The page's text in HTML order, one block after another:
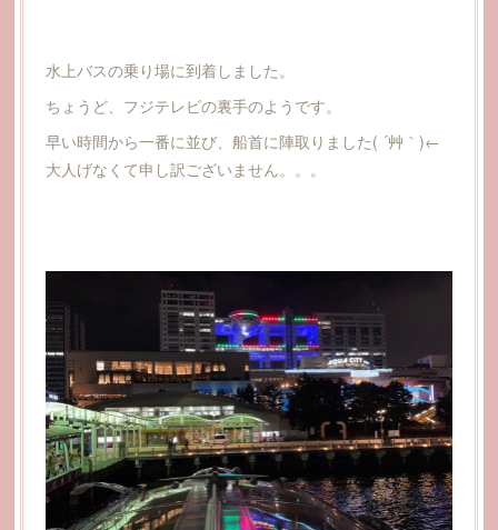
水上バスの乗り場に到着しました。
ちょうど、フジテレビの裏手のようです。
早い時間から一番に並び、船首に陣取りました( ´艸｀)←
大人げなくて申し訳ございません。。。